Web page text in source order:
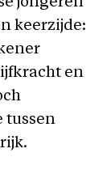
keerzijde:
en
tussen